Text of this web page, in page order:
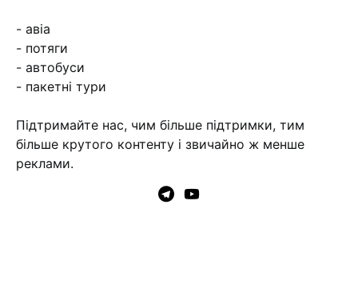
- авіа
- потяги
- автобуси
- пакетні тури
Підтримайте нас, чим більше підтримки, тим
більше крутого контенту і звичайно ж менше
реклами.